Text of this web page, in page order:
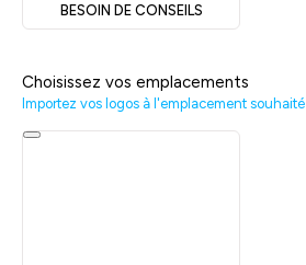
BESOIN DE CONSEILS
Choisissez vos emplacements
Importez vos logos à l'emplacement souhaité